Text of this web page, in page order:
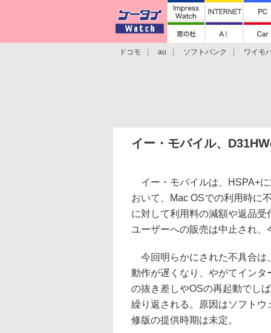
ドコモ au ソフトバンク
ワイモ
イー・モバイル、
イー・モバイルは、HSPA+
おいて、Mac OSでの利用時に
に対して利用料の減額や返品
ユーザーへの販売は中止され
今回明らかにされた不具合は
動作が遅くなり、やがてイン
の抜き差しやOSの再起動でし
繰り返される。原因はソフト
修版の提供時期は未定。